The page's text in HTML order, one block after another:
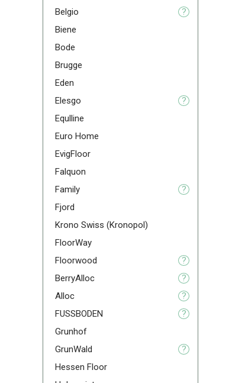
Belgio
?
Biene
Bode
Brugge
Eden
Elesgo
?
Equlline
Euro Home
EvigFloor
Falquon
Family
?
Fjord
Krono Swiss (Kronopol)
FloorWay
Floorwood
?
BerryAlloc
?
Alloc
?
FUSSBODEN
?
Grunhof
GrunWald
?
Hessen Floor